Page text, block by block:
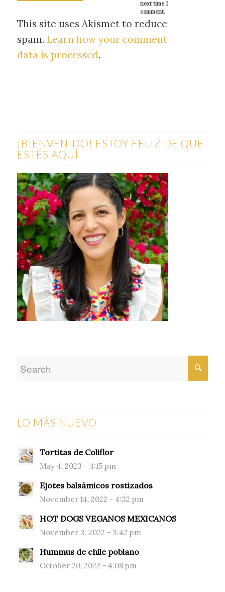
next time I
comment.
This site uses Akismet to reduce
spam. Learn how your comment
data is processed.
¡BIENVENIDO! ESTOY FELIZ DE QUE
ESTÉS AQUÍ
LO MÁS NUEVO
Tortitas de Coliflor
May 4, 2023 - 4:15 pm
Ejotes balsámicos rostizados
November 14, 2022 - 4:32 pm
HOT DOGS VEGANOS MEXICANOS
November 3, 2022 - 3:42 pm
Hummus de chile poblano
October 20, 2022 - 4:08 pm